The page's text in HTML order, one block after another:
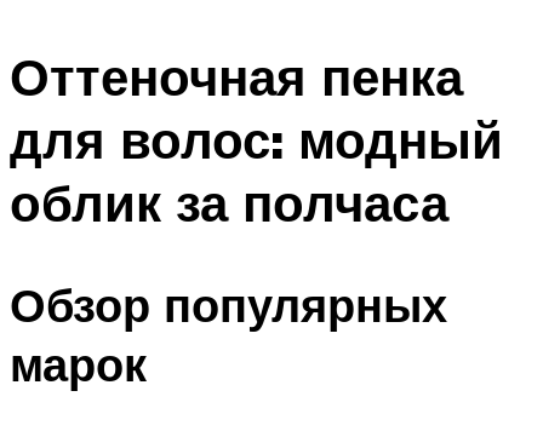
Оттеночная пенка
для волос: модный
облик за полчаса
Обзор популярных
марок